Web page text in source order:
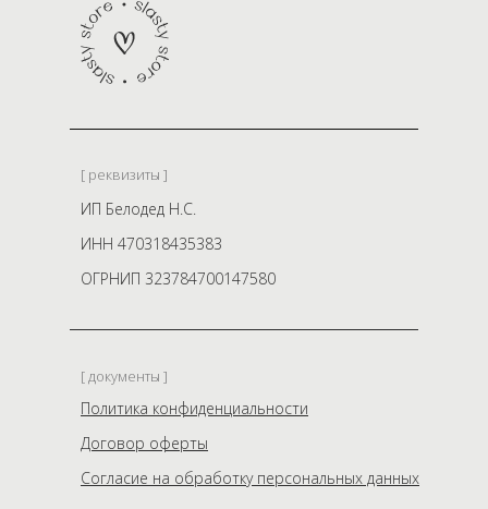
[ реквизиты ]
ИП Белодед Н.С.
ИНН 470318435383
ОГРНИП 323784700147580
[ документы ]
Политика конфиденциальности
Договор оферты
Согласие на обработку персональных данных